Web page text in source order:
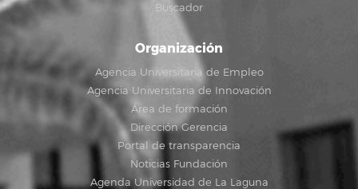
Buscador
Organización
Agencia Universitaria de Empleo
Agencia Universitaria de Innovación
Área de formación
Dirección Gerencia
Portal de transparencia
Noticias Fundación
Agenda Universidad de La Laguna